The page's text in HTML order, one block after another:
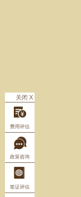
关闭 X
费用评估
政策咨询
签证评估